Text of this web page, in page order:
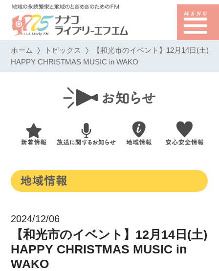
ホーム トピックス 【和光市のイベント】12月14日(土)
HAPPY CHRISTMAS MUSIC in WAKO
2024/12/06
【和光市のイベント】12月14日(土)
HAPPY CHRISTMAS MUSIC in
WAKO